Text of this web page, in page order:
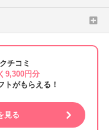
チコミ
9,300円分
がもらえる！
見る